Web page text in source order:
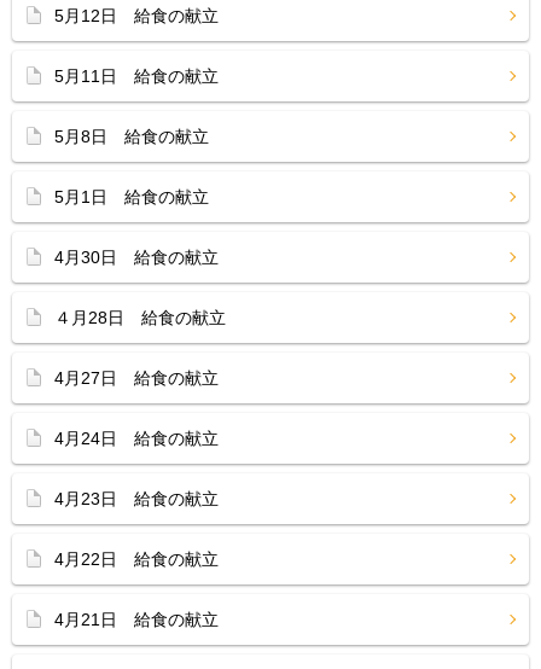
5月12日 給食の献立
5月11日 給食の献立
5月8日 給食の献立
5月1日 給食の献立
4月30日 給食の献立
４月28日 給食の献立
4月27日 給食の献立
4月24日 給食の献立
4月23日 給食の献立
4月22日 給食の献立
4月21日 給食の献立